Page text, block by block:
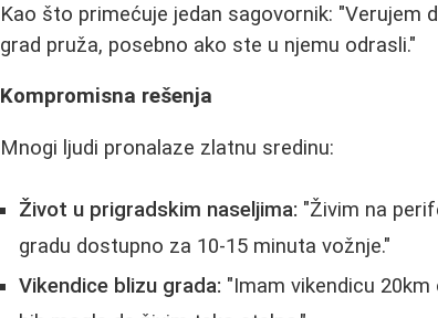
Kao što primećuje jedan sagovornik: "Verujem
grad pruža, posebno ako ste u njemu odrasli."
Kompromisna rešenja
Mnogi ljudi pronalaze zlatnu sredinu:
Život u prigradskim naseljima: "Živim na
gradu dostupno za 10-15 minuta vožnje."
Vikendice blizu grada: "Imam vikendicu